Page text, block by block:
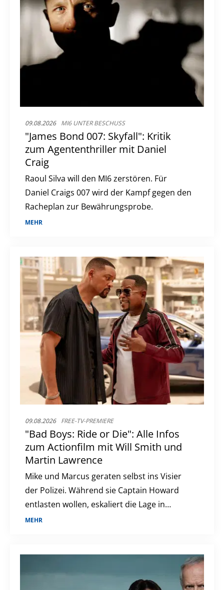
09.08.2026 MI6 UNTER BESCHUSS
"James Bond 007: Skyfall": Kritik
zum Agententhriller mit Daniel
Craig
Raoul Silva will den MI6 zerstören. Für
Daniel Craigs 007 wird der Kampf gegen den
Racheplan zur Bewährungsprobe.
MEHR
09.08.2026 FREE-TV-PREMIERE
"Bad Boys: Ride or Die": Alle Infos
zum Actionfilm mit Will Smith und
Martin Lawrence
Mike und Marcus geraten selbst ins Visier
der Polizei. Während sie Captain Howard
entlasten wollen, eskaliert die Lage in
Miami.
MEHR